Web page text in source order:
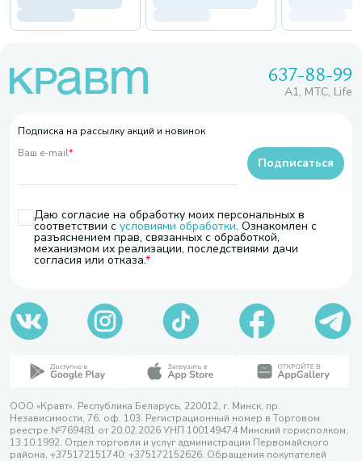
637-88-99
A1, МТС, Life
Подписка на рассылку акций и новинок
Ваш e-mail*
Даю согласие на обработку моих персональных в
соответствии с условиями обработки. Ознакомлен с
разъяснением прав, связанных с обработкой,
механизмом их реализации, последствиями дачи
согласия или отказа.
Подписаться
ООО «Кравт». Республика Беларусь, 220012, г. Минск, пр.
Независимости, 76, оф. 103. Регистрационный номер в Торговом
реестре №769481 от 20.02.2026 УНП 100149474 Минский горисполком,
13.10.1992. Отдел торговли и услуг администрации Первомайского
района, +375172151740; +375172152626. Обращения покупателей